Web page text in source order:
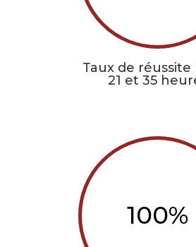
Taux de réussite
21 et 35
100%